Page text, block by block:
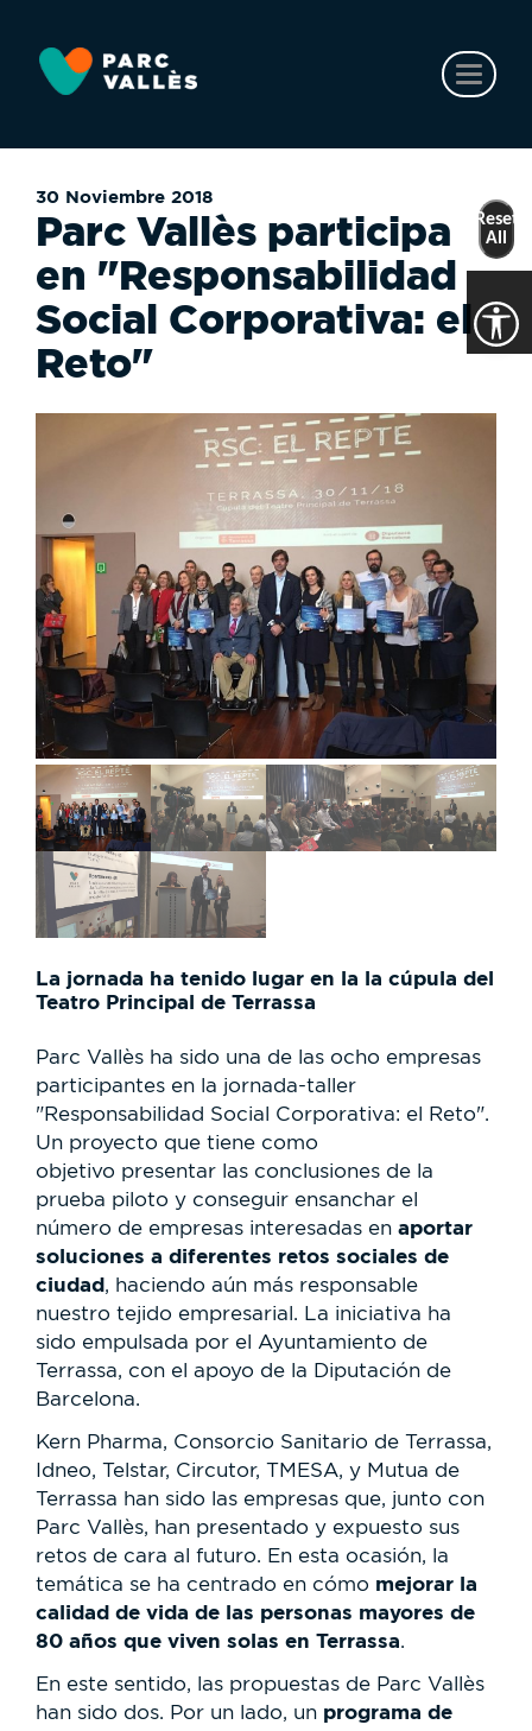
contenido
principal
30 Noviembre 2018
Parc Vallès participa
en "Responsabilidad
Social Corporativa: el
Reto"
La jornada ha tenido lugar en la la cúpula del
Teatro Principal de Terrassa
Parc Vallès ha sido una de las ocho empresas
participantes en la jornada-taller
"Responsabilidad Social Corporativa: el Reto".
Un proyecto que tiene como
objetivo presentar las conclusiones de la
prueba piloto y conseguir ensanchar el
número de empresas interesadas en aportar
soluciones a diferentes retos sociales de
ciudad, haciendo aún más responsable
nuestro tejido empresarial. La iniciativa ha
sido empulsada por el Ayuntamiento de
Terrassa, con el apoyo de la Diputación de
Barcelona.
Kern Pharma, Consorcio Sanitario de Terrassa,
Idneo, Telstar, Circutor, TMESA, y Mutua de
Terrassa han sido las empresas que, junto con
Parc Vallès, han presentado y expuesto sus
retos de cara al futuro. En esta ocasión, la
temática se ha centrado en cómo mejorar la
calidad de vida de las personas mayores de
80 años que viven solas en Terrassa.
En este sentido, las propuestas de Parc Vallès
han sido dos. Por un lado, un programa de
Reset
All